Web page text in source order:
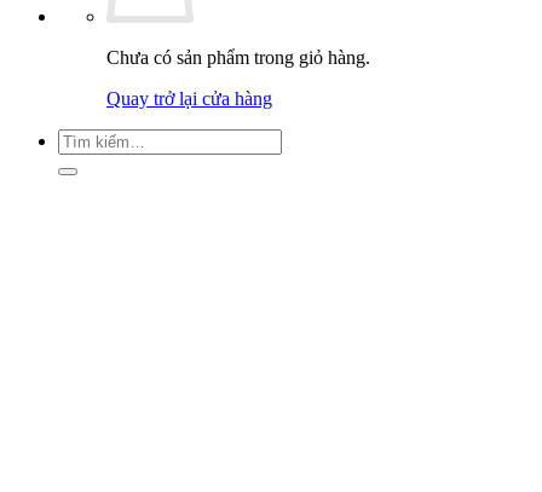
Chưa có sản phẩm trong giỏ hàng.
Quay trở lại cửa hàng
Tìm
kiếm: